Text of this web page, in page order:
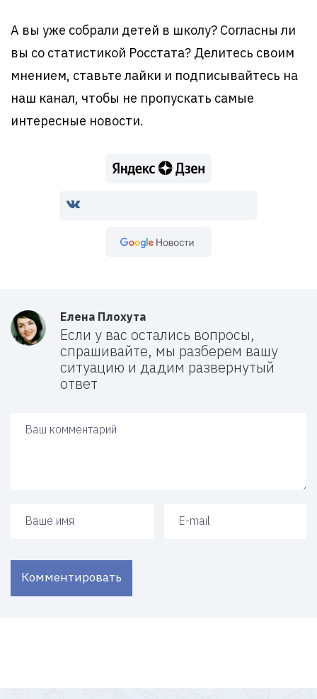
А вы уже собрали детей в школу? Согласны ли
вы со статистикой Росстата? Делитесь своим
мнением, ставьте лайки и подписывайтесь на
наш канал, чтобы не пропускать самые
интересные новости.
Елена Плохута
Если у вас остались вопросы,
спрашивайте, мы разберем вашу
ситуацию и дадим развернутый
ответ
Комментировать